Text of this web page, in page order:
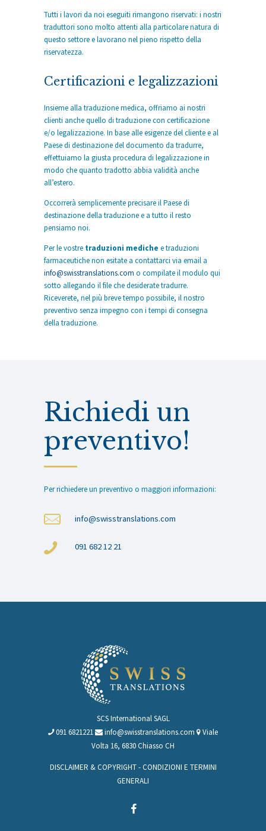
Tutti i lavori da noi eseguiti rimangono riservati: i nostri
traduttori sono molto attenti alla particolare natura di
questo settore e lavorano nel pieno rispetto della
riservatezza.
Certificazioni e legalizzazioni
Insieme alla traduzione medica, offriamo ai nostri
clienti anche quello di traduzione con certificazione
e/o legalizzazione. In base alle esigenze del cliente e al
Paese di destinazione del documento da tradurre,
effettuiamo la giusta procedura di legalizzazione in
modo che quanto tradotto abbia validità anche
all’estero.
Occorrerà semplicemente precisare il Paese di
destinazione della traduzione e a tutto il resto
pensiamo noi.
Per le vostre traduzioni mediche e traduzioni
farmaceutiche non esitate a contattarci via email a
info@swisstranslations.com o compilate il modulo qui
sotto allegando il file che desiderate tradurre.
Riceverete, nel più breve tempo possibile, il nostro
preventivo senza impegno con i tempi di consegna
della traduzione.
Richiedi un
preventivo!
Per richiedere un preventivo o maggiori informazioni:
info@swisstranslations.com
091 682 12 21
SCS International SAGL
091 6821221
info@swisstranslations.com
Viale
Volta 16, 6830 Chiasso CH
DISCLAIMER & COPYRIGHT-CONDIZIONI E TERMINI
GENERALI